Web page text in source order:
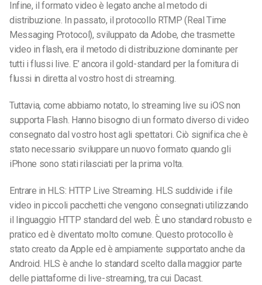
Infine, il formato video è legato anche al metodo di
distribuzione. In passato, il protocollo RTMP (Real Time
Messaging Protocol), sviluppato da Adobe, che trasmette
video in flash, era il metodo di distribuzione dominante per
tutti i flussi live. E’ ancora il gold-standard per la fornitura di
flussi in diretta al vostro host di streaming.
Tuttavia, come abbiamo notato, lo streaming live su iOS non
supporta Flash. Hanno bisogno di un formato diverso di video
consegnato dal vostro host agli spettatori. Ciò significa che è
stato necessario sviluppare un nuovo formato quando gli
iPhone sono stati rilasciati per la prima volta.
Entrare in HLS: HTTP Live Streaming. HLS suddivide i file
video in piccoli pacchetti che vengono consegnati utilizzando
il linguaggio HTTP standard del web. È uno standard robusto e
pratico ed è diventato molto comune. Questo protocollo è
stato creato da Apple ed è ampiamente supportato anche da
Android. HLS è anche lo standard scelto dalla maggior parte
delle piattaforme di live-streaming, tra cui Dacast.